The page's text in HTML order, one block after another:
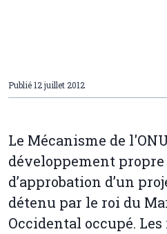
Publié12 juillet 2012
Le Mécanisme de
développement propre
d’approbation d’un
détenu par le roi du
Occidental occupé.